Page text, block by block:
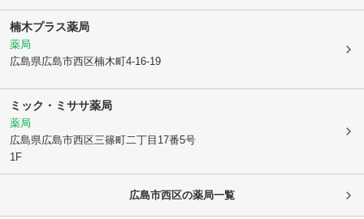
楠木プラス薬局
薬局
広島県広島市西区楠木町4-16-19
ミック・ミササ薬局
薬局
広島県広島市西区三篠町二丁目17番5号
1F
広島市西区の薬局一覧